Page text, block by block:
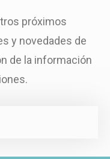
próximos
y novedades de
de la información